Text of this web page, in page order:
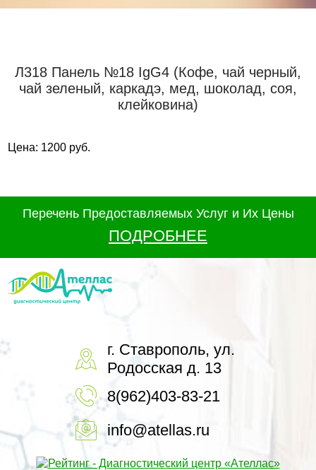
Л318 Панель №18 IgG4 (Кофе, чай черный,
чай зеленый, каркадэ, мед, шоколад, соя,
клейковина)
Цена: 1200 руб.
Перечень Предоставляемых Услуг и Их Цены
ПОДРОБНЕЕ
г. Ставрополь, ул.
Родосская д. 13
8(962)403-83-21
info@atellas.ru